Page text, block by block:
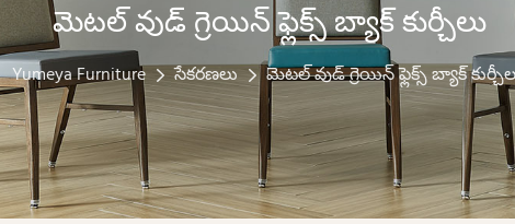
మెటల్ వుడ్ గ్రెయిన్ ఫ్లెక్స్ బ్యాక్ కుర్చీలు
Yumeya Furniture సేకరణలు మెటల్ వుడ్ గ్రెయిన్ ఫ్లెక్స్ బ్యాక్